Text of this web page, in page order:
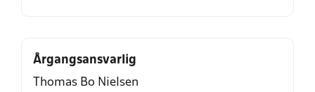
Årgangsansvarlig
Thomas Bo Nielsen